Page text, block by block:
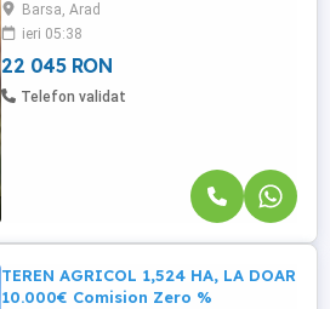
deschidere si acces facil, potrivit pentru
activitati agricole si investitii pe termen ...
Barsa, Arad
ieri 05:38
22 045 RON
Telefon validat
TEREN AGRICOL 1,524 HA, LA DOAR
10.000€ Comision Zero %